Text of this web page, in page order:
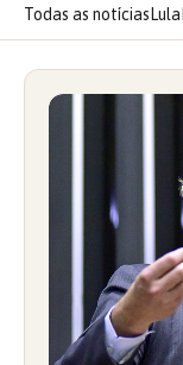
Todas as notícias Lula